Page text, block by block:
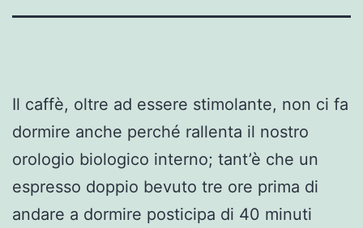
Il caffè, oltre ad essere stimolante, non ci fa
dormire anche perché rallenta il nostro
orologio biologico interno; tant’è che un
espresso doppio bevuto tre ore prima di
andare a dormire posticipa di 40 minuti